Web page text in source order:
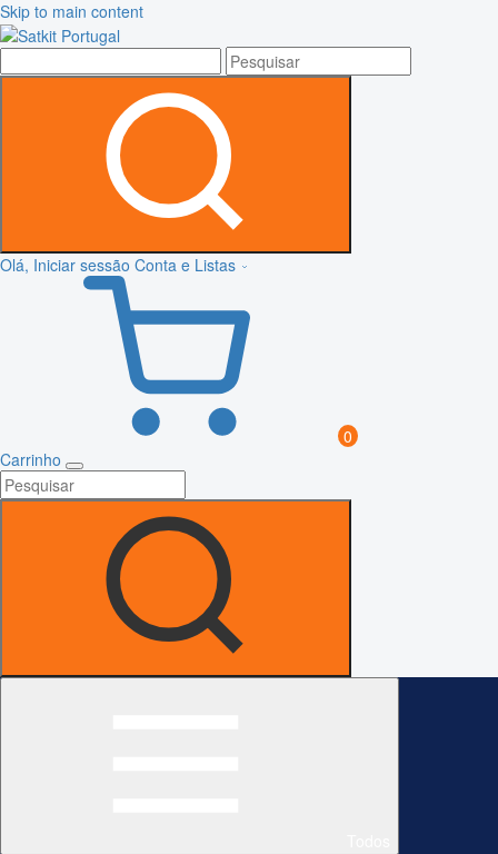
Skip to main content
Olá, Iniciar sessão Conta e Listas
0
Carrinho